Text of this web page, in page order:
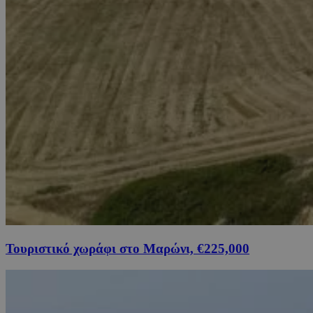
Τουριστικό χωράφι στο Μαρώνι, €225,000